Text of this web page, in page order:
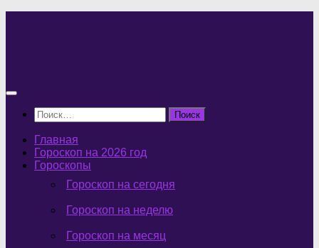
Найти:
Главная
Гороскоп на 2026 год
Гороскопы
Гороскоп на сегодня
Гороскоп на неделю
Гороскоп на месяц